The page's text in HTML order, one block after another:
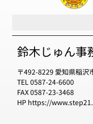
鈴木じゅん事
〒492-8229 愛知県稲沢
TEL 0587-24-6600
FAX 0587-23-3468
HP https://